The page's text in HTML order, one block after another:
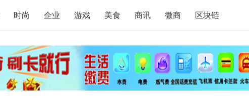
时尚 企业 游戏 美食 商讯 微商 区块链